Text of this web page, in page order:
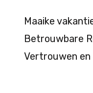
Maaike
Betrouwbare
Vertrouwen en